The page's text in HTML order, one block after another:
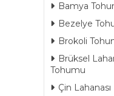
Bamya
Bezelye
Brokoli
Brüksel
Tohumu
Çin Lahanası